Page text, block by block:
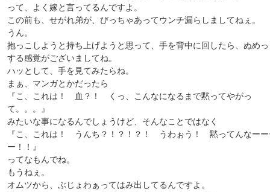
って、よく嫁と言ってるんですよ。
この前も、せがれ弟が、びっちゃあってウンチ漏らしましてねぇ。
うん。
抱っこしようと持ち上げようと思って、手を背中に回したら、ぬめ
する感覚がございましてね。
ハッとして、手を見てみたらね。
まぁ、マンガとかだったら
『こ、これは！ 血？！ くっ、こんなになるまで黙ってやがっ
て。。。』
みたいな事になるんでしょうけど、そんなことではなく
『こ、これは！ うんち？！？！？！ うわぉう！ 黙ってんなーー
ー！！』
ってなもんでね。
もうねぇ。
オムツから、ぶじょわぁってはみ出してるんですよ。